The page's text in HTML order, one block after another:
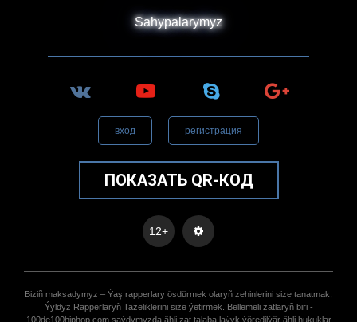
Sahypalarymyz
вход регистрация
ПОКАЗАТЬ QR-КОД
12+
Biziñ maksadymyz – Ýaş rapperlary ösdürmek olaryñ zehinlerini size tanatmak,
Ýyldyz Rapperlaryñ Tazeliklerini size ýetirmek. Bellemeli zatlaryñ biri -
100de100hiphop.com saýdymyzda ähli zat talaba laýyk ýöredilýär ähli hukuklar